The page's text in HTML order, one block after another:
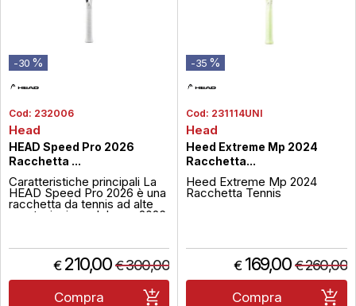
-30 %
Cod: 232006
Head
HEAD Speed Pro 2026
Racchetta ...
Caratteristiche principali La
HEAD Speed Pro 2026 è una
racchetta da tennis ad alte
prestazioni, model year 2026,
avanzati e da torneo,
combina controllo preciso e
stabilità per un gioco
aggressivo e veloce.
Endorsed da Jannik Sinner....
€ 210,00 €300,00
Compra
-35 %
Cod: 231114UNI
Head
Heed Extreme Mp 2024
Racchetta...
Heed Extreme Mp 2024
Racchetta Tennis
€ 169,00 €260,00
Compra